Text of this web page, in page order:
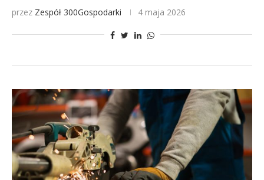
przez Zespół 300Gospodarki 4 maja 2026